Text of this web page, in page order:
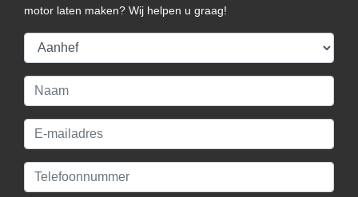
motor laten maken? Wij helpen u graag!